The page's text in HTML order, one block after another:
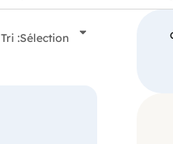
Tri :Sélection